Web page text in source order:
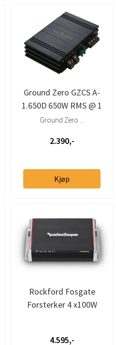
Ground Zero GZCS A-
1.650D 650W RMS @ 1
ohm
Ground Zero ...
2.390,-
Kjøp
Rockford Fosgate
Forsterker 4 x100W
4.595,-